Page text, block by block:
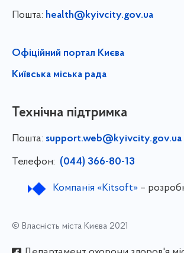
Пошта: health@kyivcity.gov.ua
Офіційний портал Києва
Київська міська рада
Технічна підтримка
Пошта: support.web@kyivcity.gov.ua
Телефон: (044) 366-80-13
Компанія «Kitsoft»–
© Власність міста Києва 2021